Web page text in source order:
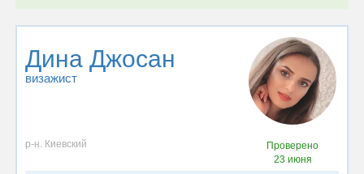
Дина Джосан
визажист
р-н. Киевский
Проверено
23 июня